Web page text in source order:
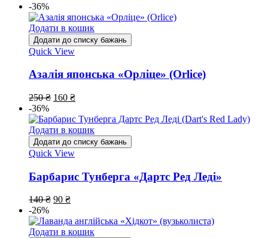
-36%
Додати в кошик
Додати до списку бажань
Quick View
Азалія японська «Орліце» (Orlice)
250₴ 160 ₴
-36%
Додати в кошик
Додати до списку бажань
Quick View
Барбарис Тунберга «Дартс Ред Леді»
140₴ 90 ₴
-26%
Додати в кошик